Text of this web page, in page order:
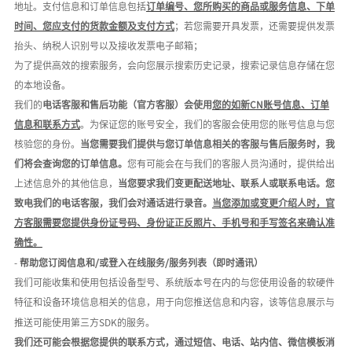
地址。支付信息和订单信息包括订单编号、您所购买的商品或服务信息、下单
时间、您应支付的货款金额及支付方式；若您需要开具发票，还需要提供发票
抬头、纳税人识别号以及接收发票电子邮箱；
为了提供高效的搜索服务，会向您展示搜索历史记录， 搜索记录信息存储在您
的本地设备。
我们的电话客服和售后功能（官方客服）会使用您的如新CN账号信息、订单
信息和联系方式。为保证您的账号安全，我们的客服会使用您的账号信息与您
核验您的身份。 当您需要我们提供与您订单信息相关的客服与售后服务时，我
们将会查询您的订单信息。 您有可能会在与我们的客服人员沟通时，提供给出
上述信息外的其他信息， 当您要求我们变更配送地址、联系人或联系电话。您
致电我们的电话客服，我们会对通话进行录音。 当您添加或变更介绍人时，官
方客服需要您提供身份证号码、身份证正反照片、手机号和手写签名来确认准
确性。
- 帮助您订阅信息和 /或登入在线服务/服务列表（即时通讯）
我们可能收集和使用包括设备型号、系统版本号在内的与您使用设备的软硬件
特征和设备环境信息相关的信息，用于向您推送信息和内容，该等信息展示与
推送可能使用第三方SDK的服务。
我们还可能会根据您提供的联系方式，通过短信、电话、站内信、 微信模板消